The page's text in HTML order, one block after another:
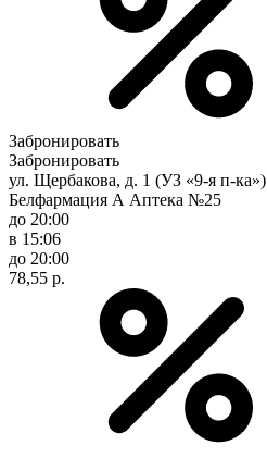
Забронировать
Забронировать
ул. Щербакова, д. 1 (УЗ «9-я п-ка»)
Белфармация А Аптека №25
до 20:00
в 15:06
до 20:00
78,55 р.